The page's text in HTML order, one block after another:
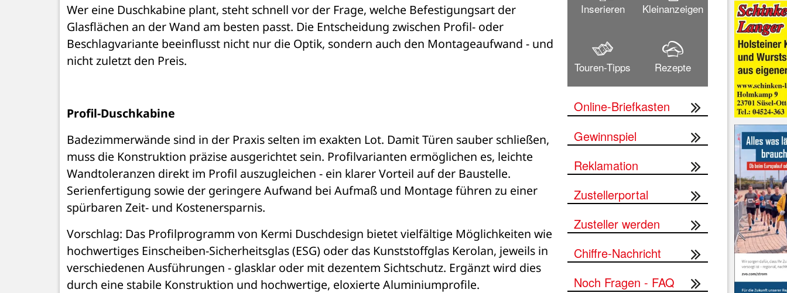
Wer eine Duschkabine plant, steht schnell vor der Frage, welche Befestigungsart der
Glasflächen an der Wand am besten passt. Die Entscheidung zwischen Profil- oder
Beschlagvariante beeinflusst nicht nur die Optik, sondern auch den Montageaufwand - und
nicht zuletzt den Preis.
Profil-Duschkabine
Badezimmerwände sind in der Praxis selten im exakten Lot. Damit Türen sauber schließen,
muss die Konstruktion präzise ausgerichtet sein. Profilvarianten ermöglichen es, leichte
Wandtoleranzen direkt im Profil auszugleichen - ein klarer Vorteil auf der Baustelle.
Serienfertigung sowie der geringere Aufwand bei Aufmaß und Montage führen zu einer
spürbaren Zeit- und Kostenersparnis.
Vorschlag: Das Profilprogramm von Kermi Duschdesign bietet vielfältige Möglichkeiten wie
hochwertiges Einscheiben-Sicherheitsglas (ESG) oder das Kunststoffglas Kerolan, jeweils in
verschiedenen Ausführungen - glasklar oder mit dezentem Sichtschutz. Ergänzt wird dies
durch eine stabile Konstruktion und hochwertige, eloxierte Aluminiumprofile.
Inserieren Kleinanzeigen
Touren-Tipps Rezepte
Online-Briefkasten
Gewinnspiel
Reklamation
Zustellerportal
Zusteller werden
Chiffre-Nachricht
Noch Fragen - FAQ